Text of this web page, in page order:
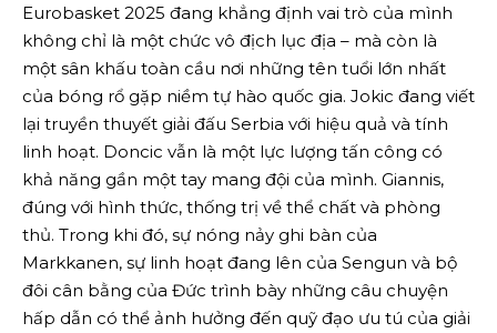
Eurobasket 2025 đang khẳng định vai trò của mình
không chỉ là một chức vô địch lục địa – mà còn là
một sân khấu toàn cầu nơi những tên tuổi lớn nhất
của bóng rổ gặp niềm tự hào quốc gia. Jokic đang viết
lại truyền thuyết giải đấu Serbia với hiệu quả và tính
linh hoạt. Doncic vẫn là một lực lượng tấn công có
khả năng gần một tay mang đội của mình. Giannis,
đúng với hình thức, thống trị về thể chất và phòng
thủ. Trong khi đó, sự nóng nảy ghi bàn của
Markkanen, sự linh hoạt đang lên của Sengun và bộ
đôi cân bằng của Đức trình bày những câu chuyện
hấp dẫn có thể ảnh hưởng đến quỹ đạo ưu tú của giải